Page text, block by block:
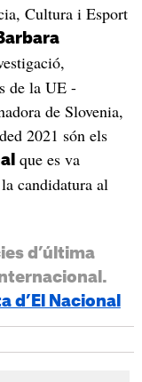
Cultura i Esport
de la UE -
de Slovenia,
2021 són els
que es va
candidatura al
d’última
d’El Nacional